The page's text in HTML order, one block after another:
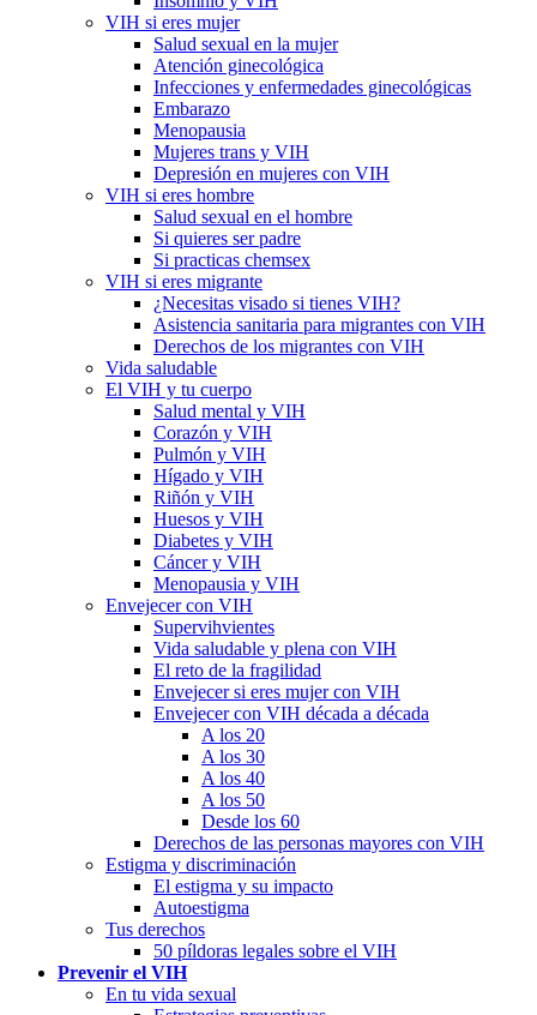
VIH si eres mujer
Salud sexual en la mujer
Atención ginecológica
Infecciones y enfermedades ginecológicas
Embarazo
Menopausia
Mujeres trans y VIH
Depresión en mujeres con VIH
VIH si eres hombre
Salud sexual en el hombre
Si quieres ser padre
Si practicas chemsex
VIH si eres migrante
¿Necesitas visado si tienes VIH?
Asistencia sanitaria para migrantes con VIH
Derechos de los migrantes con VIH
Vida saludable
El VIH y tu cuerpo
Salud mental y VIH
Corazón y VIH
Pulmón y VIH
Hígado y VIH
Riñón y VIH
Huesos y VIH
Diabetes y VIH
Cáncer y VIH
Menopausia y VIH
Envejecer con VIH
Supervihvientes
Vida saludable y plena con VIH
El reto de la fragilidad
Envejecer si eres mujer con VIH
Envejecer con VIH década a década
A los 20
A los 30
A los 40
A los 50
Desde los 60
Derechos de las personas mayores con VIH
Estigma y discriminación
El estigma y su impacto
Autoestigma
Tus derechos
50 píldoras legales sobre el VIH
Prevenir el VIH
En tu vida sexual